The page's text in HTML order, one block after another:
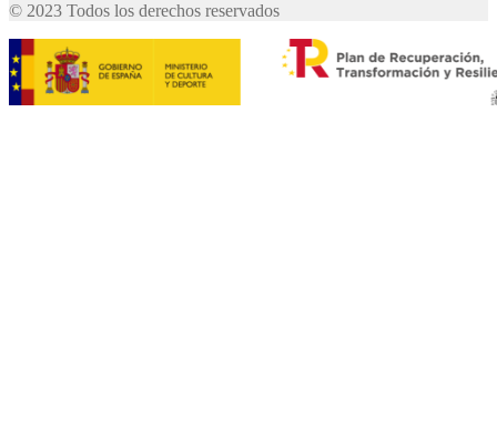
© 2023 Todos los derechos reservados